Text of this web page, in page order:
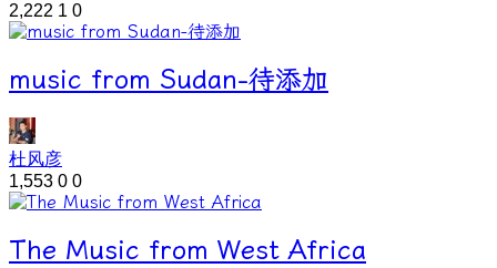
2,222 1 0
music from Sudan-待添加
杜风彦
1,553 0 0
The Music from West Africa